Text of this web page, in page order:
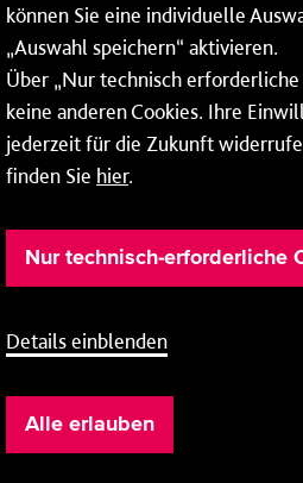
RMV oder von nextbike
ausschließlich Auskünfte zum
meinRad.
können Sie eine individuelle
„Auswahl speichern“ aktivieren.
Über „Nur technisch erforderliche
keine anderen Cookies. Ihre
jederzeit für die Zukunft
finden Sie hier.
Nur technisch-erforderliche
Details einblenden
Alle erlauben